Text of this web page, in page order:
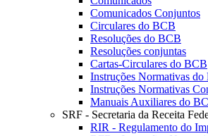
Comunicados Conjuntos
Circulares do BCB
Resoluções do BCB
Resoluções conjuntas
Cartas-Circulares do BCB
Instruções Normativas do
Instruções Normativas
Manuais Auxiliares do
SRF - Secretaria da Receita
RIR - Regulamento do